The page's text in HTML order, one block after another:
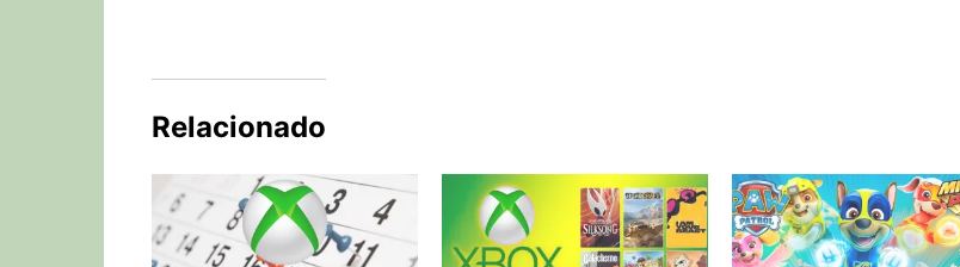
Relacionado